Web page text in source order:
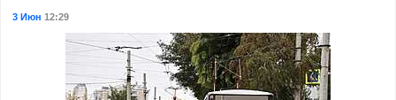
3 Июн 12:29